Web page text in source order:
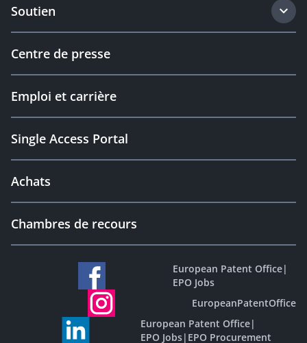
Soutien
Centre de presse
Emploi et carrière
Single Access Portal
Achats
Chambres de recours
European Patent Office|
EPO Jobs
EuropeanPatentOffice
European Patent Office|
EPO Jobs| EPO Procurement